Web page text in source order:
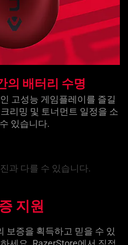
의 배터리 수명
고성능 게임플레이를 즐길
리밍 및 토너먼트 일정을 소
있습니다.
과 다를 수 있습니다.
지원
보증을 획득하고 믿을 수 있